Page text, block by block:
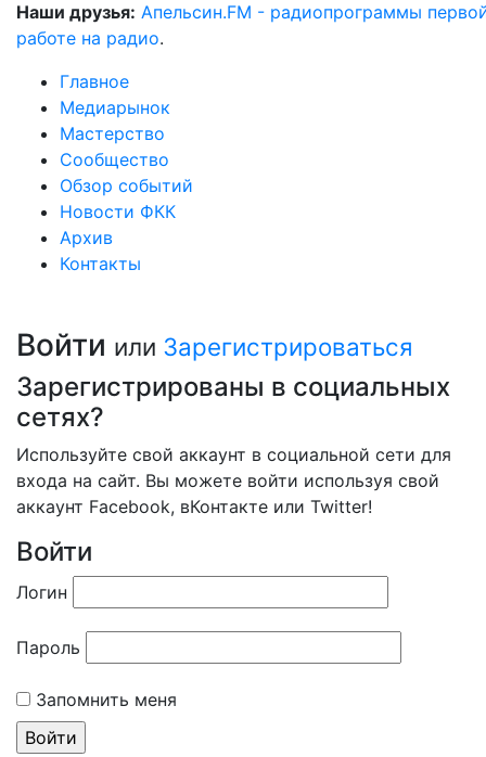
Наши друзья: Апельсин.FM - радиопрограммы
работе на радио.
Главное
Медиарынок
Мастерство
Сообщество
Обзор событий
Новости ФКК
Архив
Контакты
Войти или Зарегистрироваться
Зарегистрированы в социальных
сетях?
Используйте свой аккаунт в социальной сети для
входа на сайт. Вы можете войти используя свой
аккаунт Facebook, вКонтакте или Twitter!
Войти
Логин
Пароль
Запомнить меня